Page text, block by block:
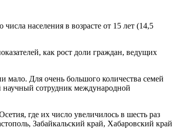
населения в возрасте от 15 лет (14,5
как рост доли граждан, ведущих
Для очень большого количества семей
сотрудник международной
где их число увеличилось в шесть раз
Забайкальский край, Хабаровский край